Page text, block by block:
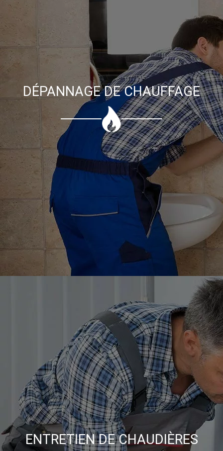
DÉPANNAGE DE CHAUFFAGE
ENTRETIEN DE CHAUDIÈRES